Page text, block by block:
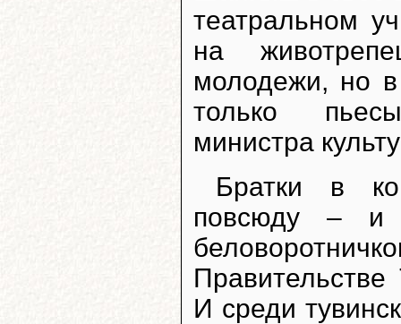
театральном
на
молодежи, но
только
министра
Братки в
повсюду – и
И среди